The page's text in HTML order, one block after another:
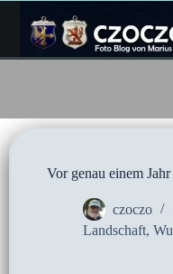
Inhalt
springen
Vor genau einem Jahr
czoczo
Landschaft,